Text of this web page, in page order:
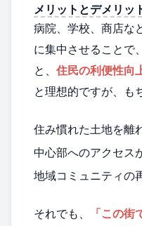
メリットとデメリッ
病院、学校、商店な
に集中させることで、
と、 住民の利便性向
と理想的ですが、も
住み慣れた土地を離
中心部へのアクセス
地域コミュニティの
それでも、 「この街